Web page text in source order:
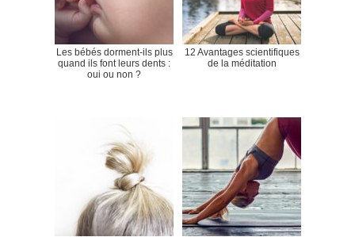
Les bébés dorment-ils plus
quand ils font leurs dents :
oui ou non ?
12 Avantages scientifiques
de la méditation